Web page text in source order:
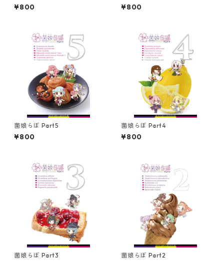
¥800 ¥800
菌娘らぼ Part5
¥800
菌娘らぼ Part4
¥800
菌娘らぼ Part3 菌娘らぼ Part2